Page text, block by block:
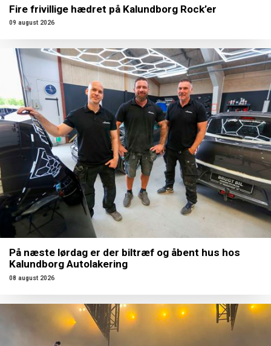
Fire frivillige hædret på Kalundborg Rock’er
09 august 2026
På næste lørdag er der biltræf og åbent hus hos
Kalundborg Autolakering
08 august 2026